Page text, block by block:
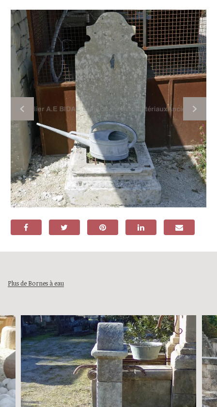
Plus de Bornes à eau